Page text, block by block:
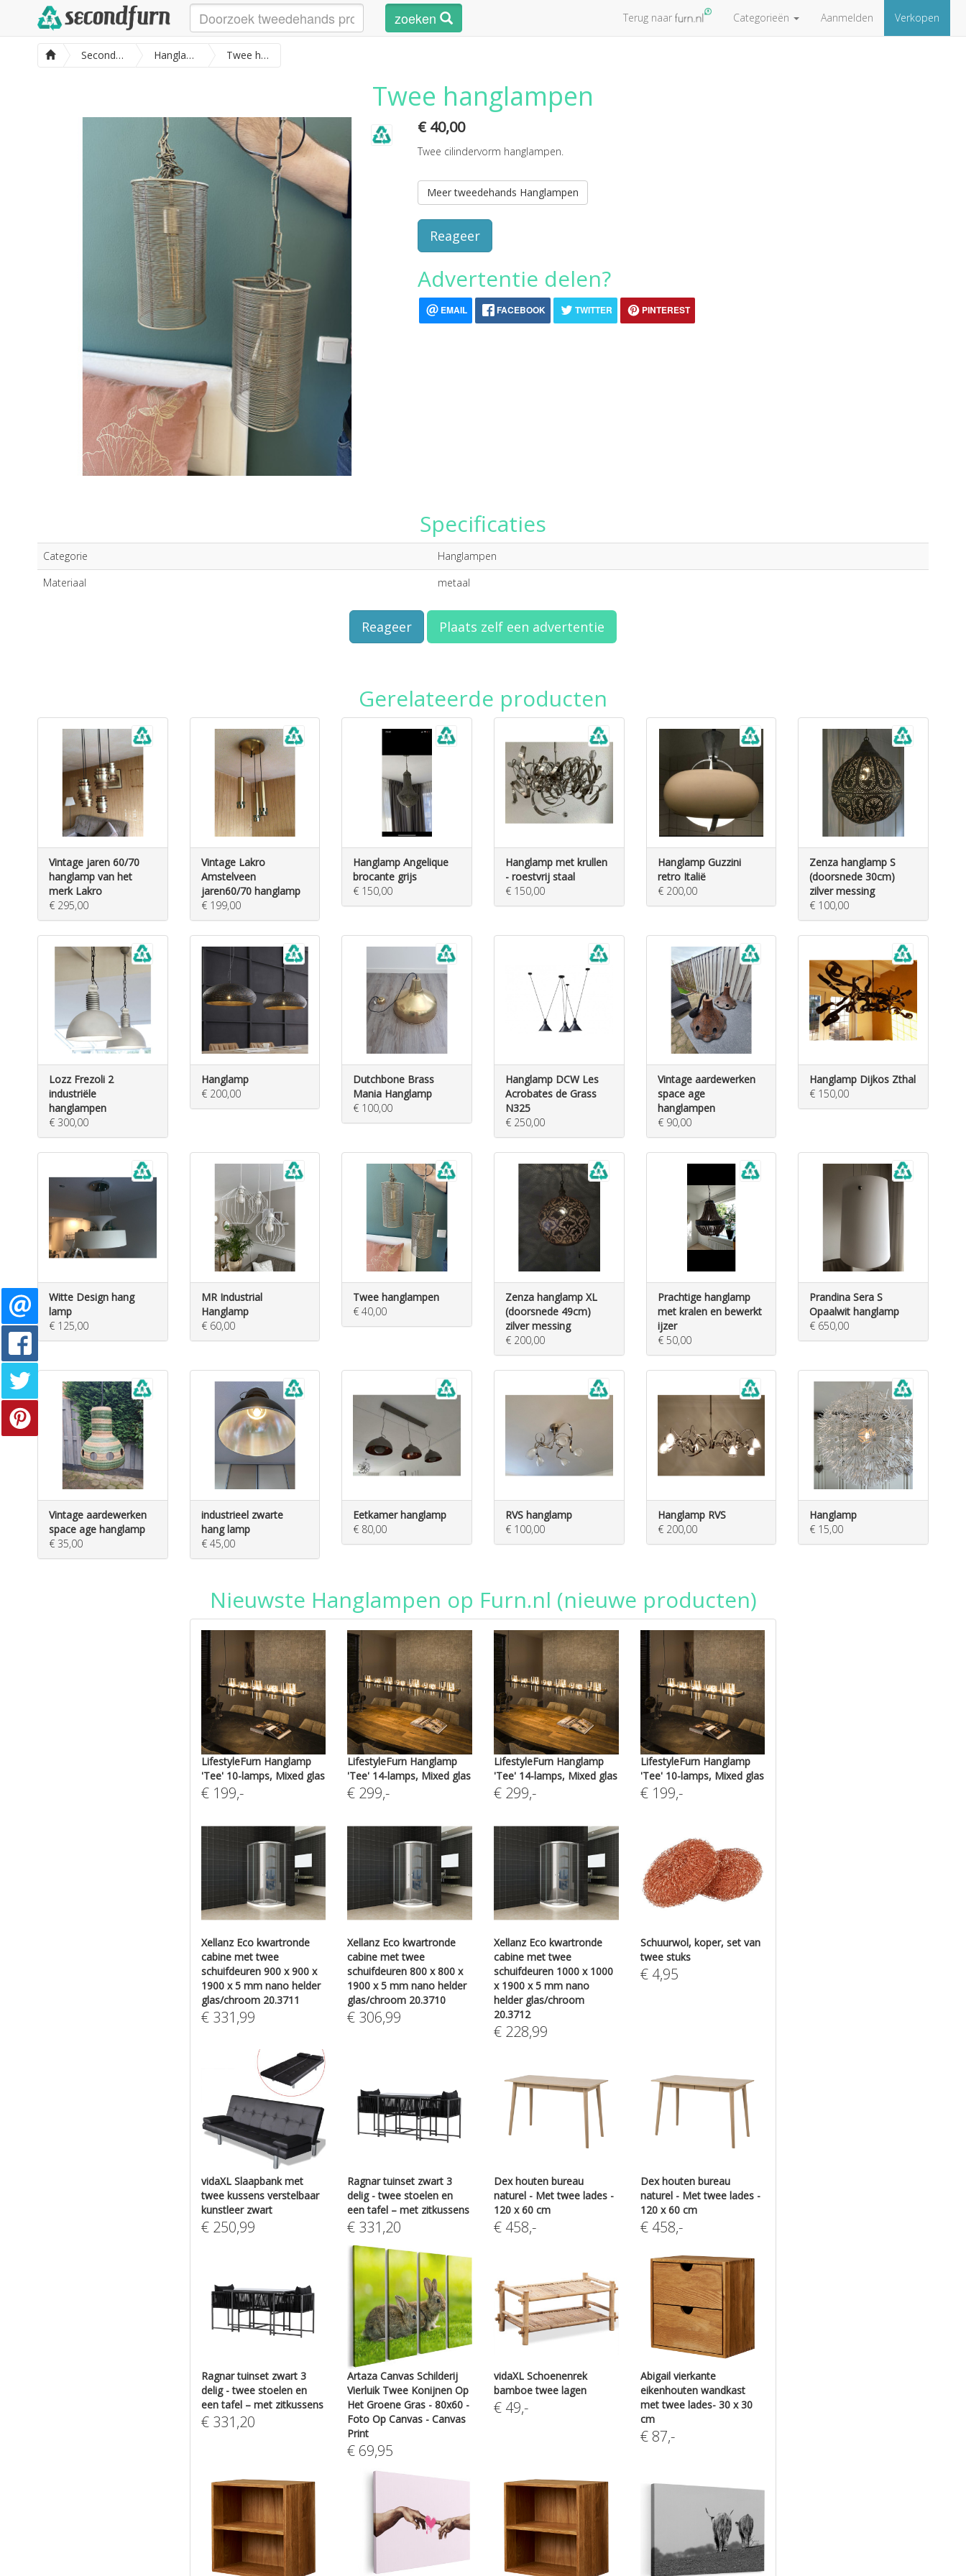
zoeken Terug naar Categorieën Aanmelden Verkopen
SecondFurn Hanglampen Twee hanglampen
Twee hanglampen
€ 40,00
Twee cilindervorm hanglampen.
Meer tweedehands Hanglampen
Reageer
Advertentie delen?
EMAIL FACEBOOK TWITTER PINTEREST
Specificaties
Categorie
Hanglampen
Materiaal
metaal
Reageer Plaats zelf een advertentie
Gerelateerde producten
Vintage jaren 60/70
hanglamp van het
merk Lakro
€ 295,00
Vintage Lakro
Amstelveen
jaren60/70 hanglamp
€ 199,00
Hanglamp Angelique
brocante grijs
€ 150,00
Hanglamp met krullen
- roestvrij staal
€ 150,00
Hanglamp Guzzini
retro Italië
€ 200,00
Zenza hanglamp S
(doorsnede 30cm)
zilver messing
€ 100,00
Lozz Frezoli 2
industriële
hanglampen
€ 300,00
Hanglamp
€ 200,00
Dutchbone Brass
Mania Hanglamp
€ 100,00
Hanglamp DCW Les
Acrobates de Grass
N325
€ 250,00
Vintage aardewerken
space age
hanglampen
€ 90,00
Hanglamp Dijkos Zthal
€ 150,00
Witte Design hang
lamp
€ 125,00
MR Industrial
Hanglamp
€ 60,00
Twee hanglampen
€ 40,00
Zenza hanglamp XL
(doorsnede 49cm)
zilver messing
€ 200,00
Prachtige hanglamp
met kralen en bewerkt
ijzer
€ 50,00
Prandina Sera S
Opaalwit hanglamp
€ 650,00
Vintage aardewerken
space age hanglamp
€ 35,00
industrieel zwarte
hang lamp
€ 45,00
Eetkamer hanglamp
€ 80,00
RVS hanglamp
€ 100,00
Hanglamp RVS
€ 200,00
Hanglamp
€ 15,00
Nieuwste Hanglampen op Furn.nl (nieuwe producten)
LifestyleFurn Hanglamp
'Tee' 10-lamps, Mixed glas
€ 199,-
LifestyleFurn Hanglamp
'Tee' 14-lamps, Mixed glas
€ 299,-
LifestyleFurn Hanglamp
'Tee' 14-lamps, Mixed glas
€ 299,-
LifestyleFurn Hanglamp
'Tee' 10-lamps, Mixed glas
€ 199,-
Xellanz Eco kwartronde
cabine met twee
schuifdeuren 900 x 900 x
1900 x 5 mm nano helder
glas/chroom 20.3711
€ 331,99
Xellanz Eco kwartronde
cabine met twee
schuifdeuren 800 x 800 x
1900 x 5 mm nano helder
glas/chroom 20.3710
€ 306,99
Xellanz Eco kwartronde
cabine met twee
schuifdeuren 1000 x 1000
x 1900 x 5 mm nano
helder glas/chroom
20.3712
€ 228,99
Schuurwol, koper, set van
twee stuks
€ 4,95
vidaXL Slaapbank met
twee kussens verstelbaar
kunstleer zwart
€ 250,99
Ragnar tuinset zwart 3
delig - twee stoelen en
een tafel – met zitkussens
€ 331,20
Dex houten bureau
naturel - Met twee lades -
120 x 60 cm
€ 458,-
Dex houten bureau
naturel - Met twee lades -
120 x 60 cm
€ 458,-
Ragnar tuinset zwart 3
delig - twee stoelen en
een tafel – met zitkussens
€ 331,20
Artaza Canvas Schilderij
Vierluik Twee Konijnen Op
Het Groene Gras - 80x60 -
Foto Op Canvas - Canvas
Print
€ 69,95
vidaXL Schoenenrek
bamboe twee lagen
€ 49,-
Abigail vierkante
eikenhouten wandkast
met twee lades- 30 x 30
cm
€ 87,-